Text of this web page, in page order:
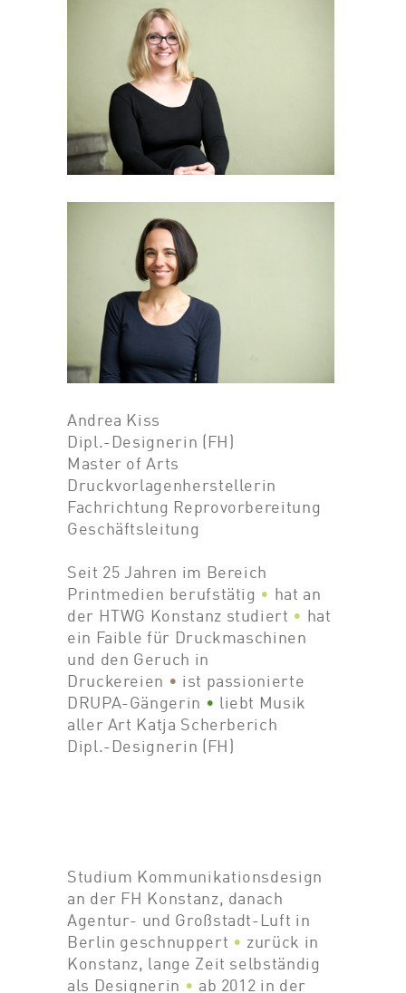
Andrea Kiss
Dipl.-Designerin (FH)
Master of Arts
Druckvorlagenherstellerin
Fachrichtung Reprovorbereitung
Geschäftsleitung
Seit 25 Jahren im Bereich
Printmedien berufstätig •
hat an
der HTWG Konstanz studiert •
hat
ein Faible für Druckmaschinen
und den Geruch in
Druckereien • ist passionierte
DRUPA-Gängerin • liebt Musik
aller Art Katja Scherberich
Dipl.-Designerin (FH)
Studium Kommunikationsdesign
an der FH Konstanz, danach
Agentur- und Großstadt-Luft in
Berlin geschnuppert • zurück in
Konstanz, lange Zeit selbständig
als Designerin • ab 2012 in der